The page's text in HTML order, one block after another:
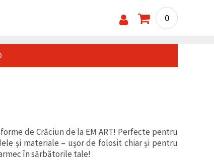
0
de Crăciun de la EM ART! Perfecte pentru
și materiale – ușor de folosit chiar și pentru
în sărbătorile tale!